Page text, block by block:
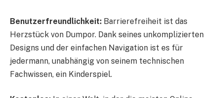
Benutzerfreundlichkeit: Barrierefreiheit ist das
Herzstück von Dumpor. Dank seines unkomplizierten
Designs und der einfachen Navigation ist es für
jedermann, unabhängig von seinem technischen
Fachwissen, ein Kinderspiel.